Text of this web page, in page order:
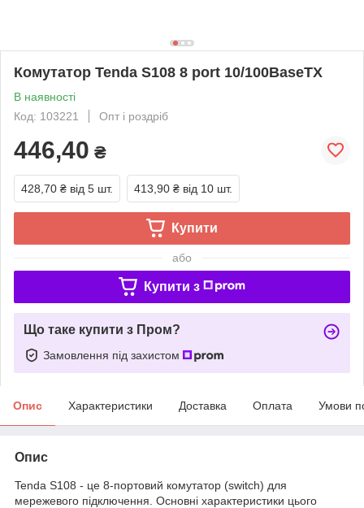
Комутатор Tenda S108 8 port 10/100BaseTX
В наявності
Код: 103221
Опт і роздріб
446,40 ₴
428,70 ₴ від 5 шт. 413,90 ₴ від 10 шт.
Купити
або
Купити з
Що таке купити з Пром?
Замовлення під захистом
Опис Характеристики Доставка Оплата Умови
Опис
Tenda S108 - це 8-портовий комутатор (switch) для
мережевого підключення. Основні характеристики цього